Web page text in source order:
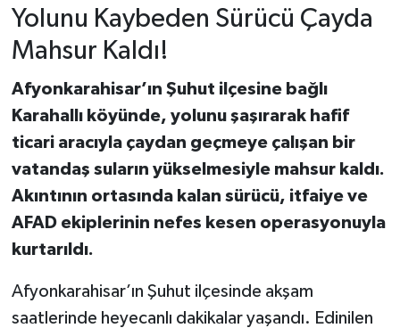
Yolunu Kaybeden Sürücü Çayda
Mahsur Kaldı!
Afyonkarahisar’ın Şuhut ilçesine bağlı
Karahallı köyünde, yolunu şaşırarak hafif
ticari aracıyla çaydan geçmeye çalışan bir
vatandaş suların yükselmesiyle mahsur kaldı.
Akıntının ortasında kalan sürücü, itfaiye ve
AFAD ekiplerinin nefes kesen operasyonuyla
kurtarıldı.
Afyonkarahisar’ın Şuhut ilçesinde akşam
saatlerinde heyecanlı dakikalar yaşandı. Edinilen